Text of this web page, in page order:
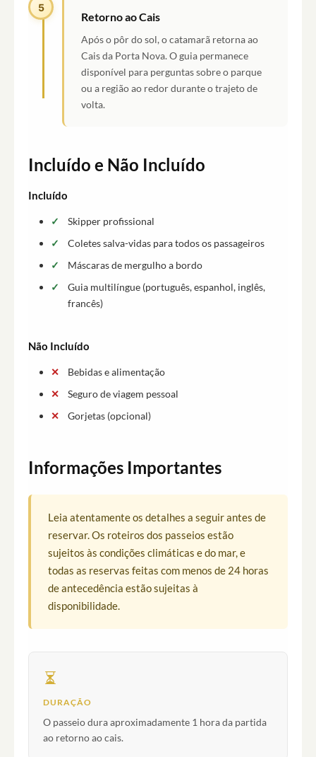
5
Retorno ao Cais
Após o pôr do sol, o catamarã retorna ao
Cais da Porta Nova. O guia permanece
disponível para perguntas sobre o parque
ou a região ao redor durante o trajeto de
volta.
Incluído e Não Incluído
Incluído
Skipper profissional
Coletes salva-vidas para todos os passageiros
Máscaras de mergulho a bordo
Guia multilíngue (português, espanhol, inglês,
francês)
Não Incluído
Bebidas e alimentação
Seguro de viagem pessoal
Gorjetas (opcional)
Informações Importantes
Leia atentamente os detalhes a seguir antes de
reservar. Os roteiros dos passeios estão
sujeitos às condições climáticas e do mar, e
todas as reservas feitas com menos de 24 horas
de antecedência estão sujeitas à
disponibilidade.
DURAÇÃO
O passeio dura aproximadamente 1 hora da partida
ao retorno ao cais.